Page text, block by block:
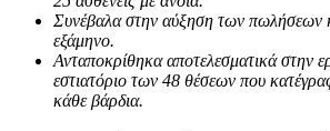
Συνέβαλα στην αύξηση των πωλήσεων
εξάμηνο.
Ανταποκρίθηκα αποτελεσματικά στην
εστιατόριο των 48 θέσεων που
κάθε βάρδια.